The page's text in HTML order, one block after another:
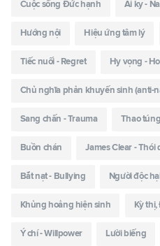
Cuộc sống Đức hạnh Ái kỷ -
Hướng nội Hiệu ứng tâm lý
Tiếc nuối - Regret Hy vọng -
Chủ nghĩa phản khuyến sinh (anti-
Sang chấn - Trauma Thao
Buồn chán James Clear -
Bắt nạt - Bullying Người độc
Khủng hoảng hiện sinh Kỳ
Ý chí - Willpower Lười biếng